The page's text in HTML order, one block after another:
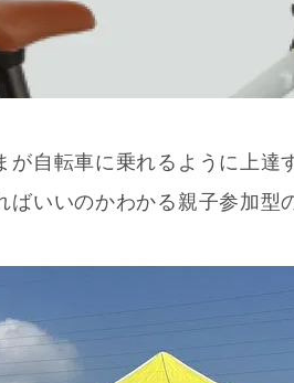
自転車に乗れるように上達
いいのかわかる親子参加型